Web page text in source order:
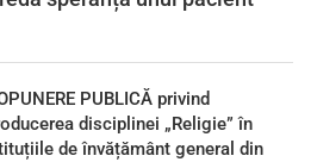
PUBLICĂ privind
disciplinei „Religie” în
de învățământ general din